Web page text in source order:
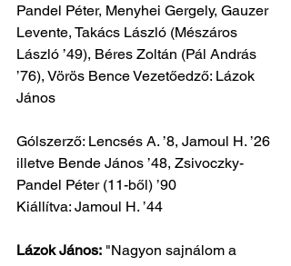
Pandel Péter, Menyhei Gergely, Gauzer
Levente, Takács László (Mészáros
László ’49), Béres Zoltán (Pál András
’76), Vörös Bence Vezetőedző: Lázok
János
Gólszerző: Lencsés A. ’8, Jamoul H. ’26
illetve Bende János ’48, Zsivoczky-
Pandel Péter (11-ből) ’90
Kiállítva: Jamoul H. ’44
Lázok János: "Nagyon sajnálom a